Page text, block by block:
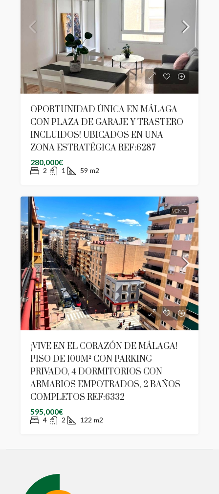
OPORTUNIDAD ÚNICA EN MÁLAGA
CON PLAZA DE GARAJE Y TRASTERO
INCLUIDOS! UBICADOS EN UNA
ZONA ESTRATÉGICA REF:6287
280,000€
2 1 59 m2
VENTA
¡VIVE EN EL CORAZÓN DE MÁLAGA!
PISO DE 100M² CON PARKING
PRIVADO, 4 DORMITORIOS CON
ARMARIOS EMPOTRADOS, 2 BAÑOS
COMPLETOS REF:6332
595,000€
4 2 122 m2